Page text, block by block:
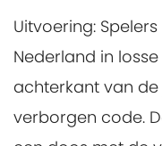
Uitvoering:
Nederland in
achterkant van de
verborgen code.